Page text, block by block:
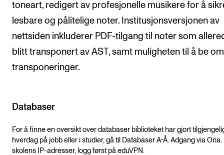
Velferd og helse
Mangfold og likestilling
AKTUELT
Nyheter for studenter
toneart, redigert av profesjonelle musikere for å
lesbare og pålitelige noter. Institusjonsversjonen av
nettsiden inkluderer PDF-tilgang til noter som
blitt transponert av AST, samt muligheten til å be
transponeringer.
Databaser
For å finne en oversikt over databaser biblioteket har gjort
hverdag på jobb eller i studier, gå til Databaser A-Å. Adgang via
skolens IP-adresser, logg først på eduVPN.